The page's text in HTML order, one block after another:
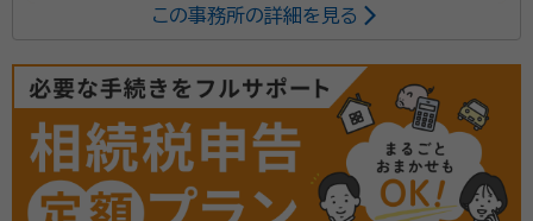
戸籍の収集、法定相続情報一覧図の取得など相続手続
この事務所の詳細を見る